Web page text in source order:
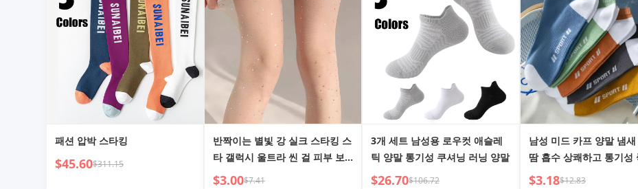
패션 압박 스타킹
$45.60$311.15
반짝이는 별빛 강 실크 스타킹 스
타 갤럭시 울트라 씬 걸 피부 보
정 팬티스타킹
$3.00$7.41
3개 세트 남성용 로우컷 애슬레
틱 양말 통기성 쿠셔닝 러닝 양말
$26.70$106.72
남성 미드 카프 양말 냄새
땀 흡수 상쾌하고 통기성
꺼움
$3.18$12.83